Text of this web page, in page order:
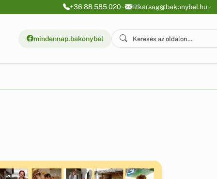
+36 88 585 020 titkarsag@bakonybel.hu
mindennap.bakonybel